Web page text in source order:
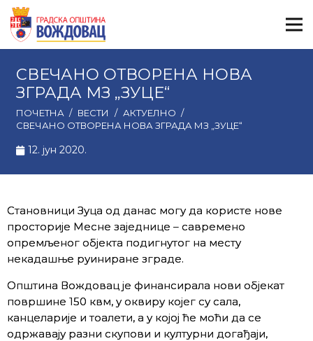
СВЕЧАНО ОТВОРЕНА НОВА
ЗГРАДА МЗ „ЗУЦЕ“
ПОЧЕТНА / ВЕСТИ / АКТУЕЛНО /
СВЕЧАНО ОТВОРЕНА НОВА ЗГРАДА МЗ „ЗУЦЕ“
12. јун 2020.
Становници Зуца од данас могу да користе нове
просторије Месне заједнице – савремено
опремљеног објекта подигнутог на месту
некадашње руиниране зграде.
Општина Вождовац је финансирала нови објекат
површине 150 квм, у оквиру којег су сала,
канцеларије и тоалети, а у којој ће моћи да се
одржавају разни скупови и културни догађаји,